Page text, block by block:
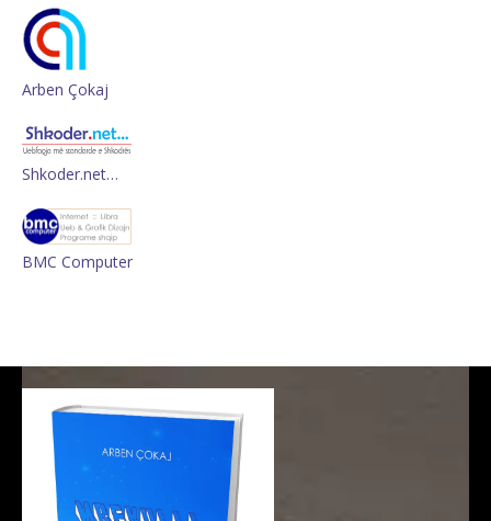
Arben Çokaj
Shkoder.net…
BMC Computer